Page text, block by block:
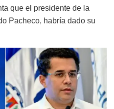
que el presidente de la
Pacheco, habría dado su